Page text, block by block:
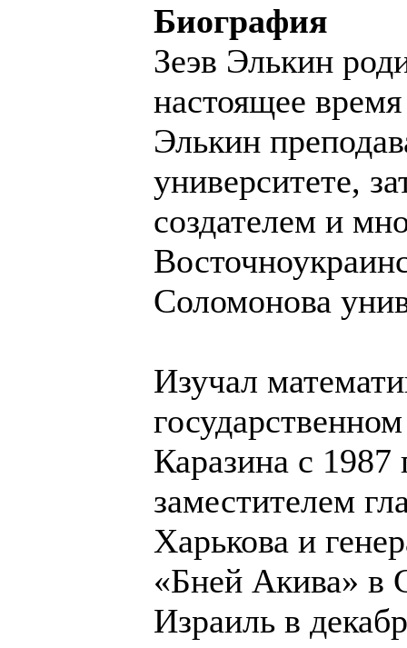
Биография
Зеэв Элькин
настоящее
Элькин
университете,
создателем и
Соломонова
Изучал
Каразина с 1987
заместителем
Харькова и
«Бней Акива» в
Израиль в